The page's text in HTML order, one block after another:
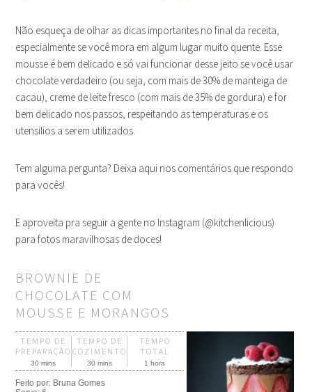
Não esqueça de olhar as dicas importantes no final da receita,
especialmente se você mora em algum lugar muito quente. Esse
mousse é bem delicado e só vai funcionar desse jeito se você usar
chocolate verdadeiro (ou seja, com mais de 30% de manteiga de
cacau), creme de leite fresco (com mais de 35% de gordura) e for
bem delicado nos passos, respeitando as temperaturas e os
utensilios a serem utilizados.
Tem alguma pergunta? Deixa aqui nos comentários que respondo
para vocês!
E aproveita pra seguir a gente no Instagram (@kitchenlicious)
para fotos maravilhosas de doces!
BROWNIE DE
CHOCOLATE COM
MOUSSE E MORANGOS
TEMPO DE
PREPARAÇÃO
30 mins
TEMPO DE
COZIMENTO
30 mins
TEMPO
TOTAL
1 hora
Feito por: Bruna Gomes